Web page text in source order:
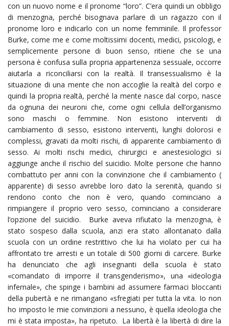
con un nuovo nome e il pronome “loro”. C’era quindi un obbligo
di menzogna, perché bisognava parlare di un ragazzo con il
pronome loro e indicarlo con un nome femminile. Il professor
Burke, come me e come moltissimi docenti, medici, psicologi, e
semplicemente persone di buon senso, ritiene che se una
persona è confusa sulla propria appartenenza sessuale, occorre
aiutarla a riconciliarsi con la realtà. Il transessualismo è la
situazione di una mente che non accoglie la realtà del corpo e
quindi la propria realtà, perché la mente nasce dal corpo, nasce
da ognuna dei neuroni che, come ogni cellula dell’organismo
sono maschi o femmine. Non esistono interventi di
cambiamento di sesso, esistono interventi, lunghi dolorosi e
complessi, gravati da molti rischi, di apparente cambiamento di
sesso. Ai molti rischi medici, chirurgici e anestesiologici si
aggiunge anche il rischio del suicidio. Molte persone che hanno
combattuto per anni con la convinzione che il cambiamento (
apparente) di sesso avrebbe loro dato la serenità, quando si
rendono conto che non è vero, quando cominciano a
rimpiangere il proprio vero sesso, cominciano a considerare
l’opzione del suicidio. Burke aveva rifiutato la menzogna, è
stato sospeso dalla scuola, anzi era stato allontanato dalla
scuola con un ordine restrittivo che lui ha violato per cui ha
affrontato tre arresti e un totale di 500 giorni di carcere. Burke
ha denunciato che agli insegnanti della scuola è stato
«comandato di imporre il transgenderismo», una «ideologia
infernale», che spinge i bambini ad assumere farmaci bloccanti
della pubertà e ne rimangano «sfregiati per tutta la vita. Io non
ho imposto le mie convinzioni a nessuno, è quella ideologia che
mi è stata imposta», ha ripetuto. La libertà è la libertà di dire la